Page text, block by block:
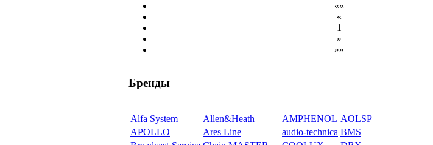
««
«
1
»
»»
Бренды
Alfa System Allen&Heath AMPHENOL AOLSP
APOLLO
Ares Line audio-technica BMS